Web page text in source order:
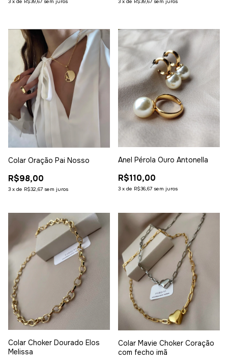
Colar Oração Pai Nosso
R$98,00
3 x de R$32,67 sem juros
Anel Pérola Ouro Antonella
R$110,00
3 x de R$36,67 sem juros
Colar Choker Dourado Elos
Melissa
Colar Mavie Choker Coração
com fecho imã